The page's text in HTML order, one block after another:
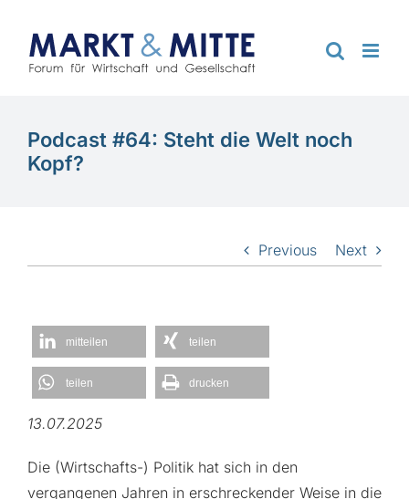
Inhalt
springen
Podcast #64: Steht die Welt noch
Kopf?
Previous Next
mitteilen teilen
teilen drucken
13.07.2025
Die (Wirtschafts-) Politik hat sich in den
vergangenen Jahren in erschreckender Weise in die